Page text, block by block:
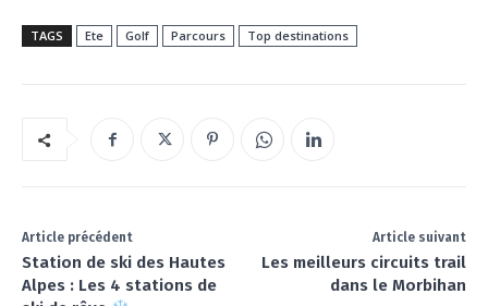
TAGS Ete Golf Parcours Top destinations
Article précédent
Station de ski des Hautes
Alpes : Les 4 stations de
Article suivant
Les meilleurs circuits trail
dans le Morbihan